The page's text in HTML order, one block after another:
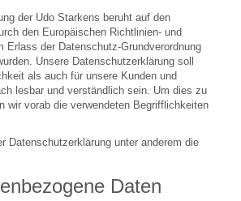
der Udo Starkens beruht auf den
den Europäischen Richtlinien- und
Erlass der Datenschutz-Grundverordnung
Unsere Datenschutzerklärung soll
als auch für unsere Kunden und
lesbar und verständlich sein. Um dies zu
wir vorab die verwendeten Begrifflichkeiten
Datenschutzerklärung unter anderem die
Daten